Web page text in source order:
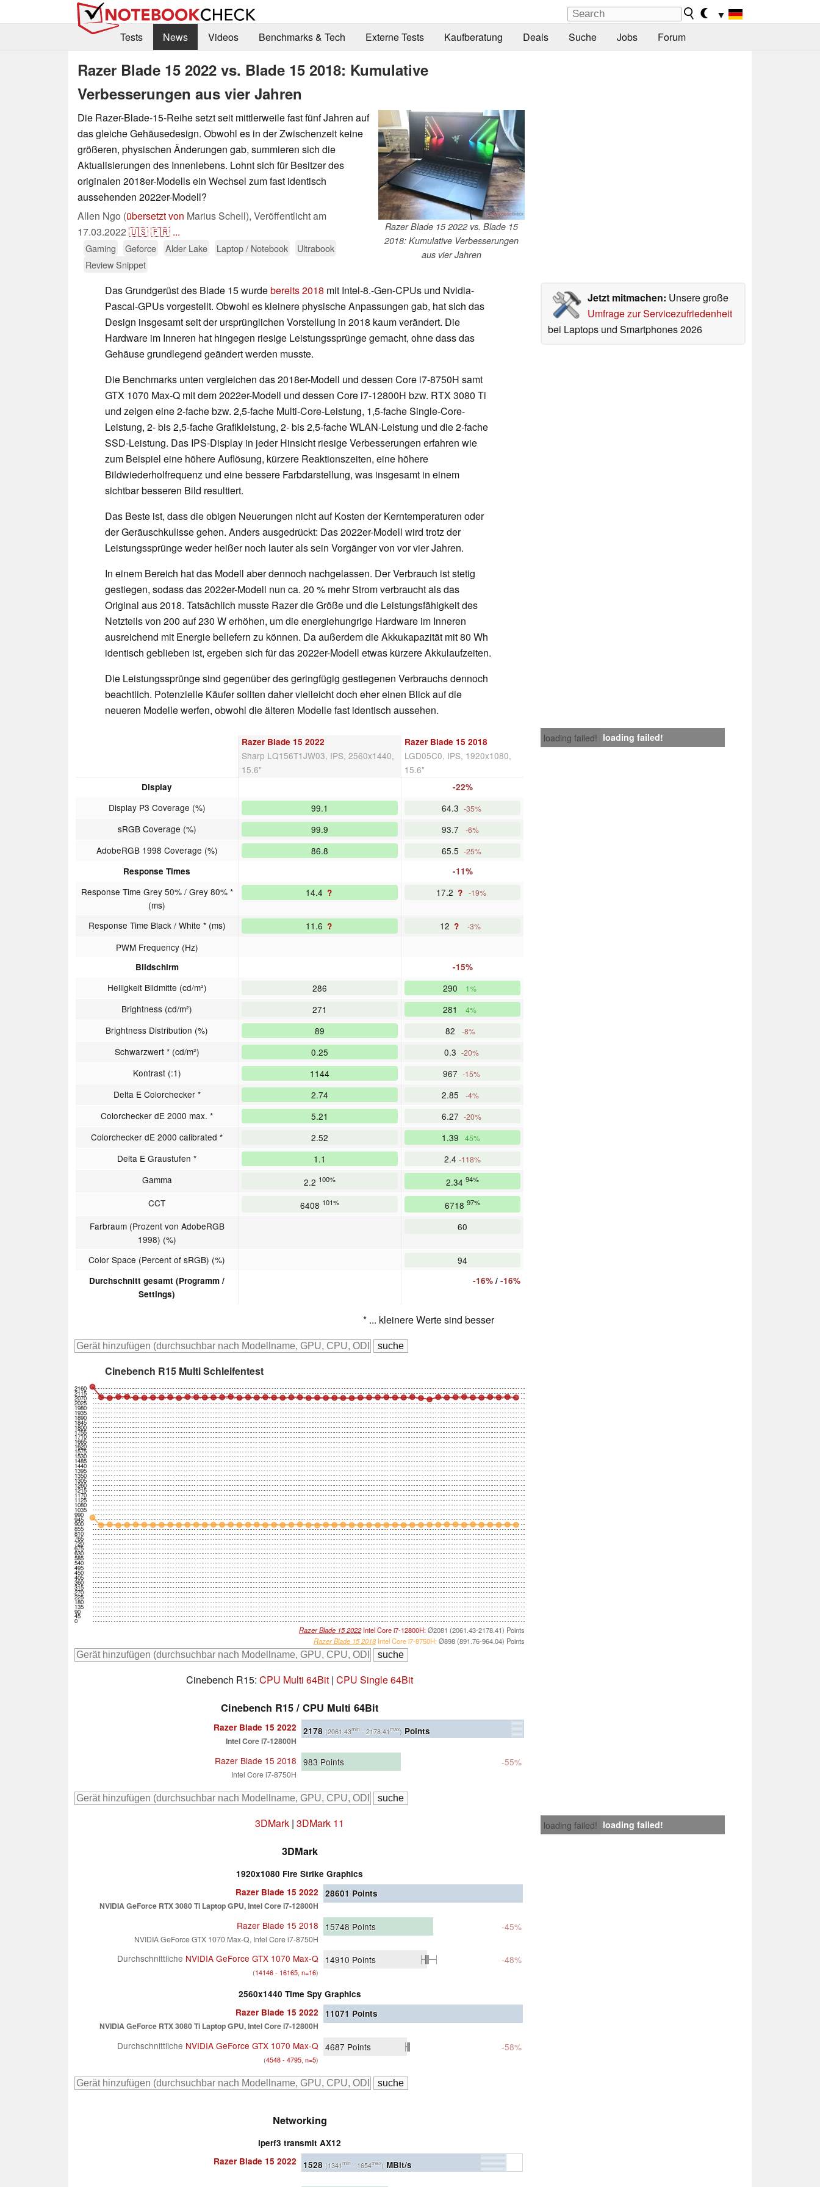
▼
Tests
News Videos Benchmarks & Tech Externe Tests Kaufberatung Deals Suche Jobs Forum
Razer Blade 15 2022 vs. Blade 15 2018: Kumulative
Verbesserungen aus vier Jahren
Razer Blade 15 2022 vs. Blade 15
2018: Kumulative Verbesserungen
aus vier Jahren
Die Razer-Blade-15-Reihe setzt seit mittlerweile fast fünf Jahren auf
das gleiche Gehäusedesign. Obwohl es in der Zwischenzeit keine
größeren, physischen Änderungen gab, summieren sich die
Aktualisierungen des Innenlebens. Lohnt sich für Besitzer des
originalen 2018er-Modells ein Wechsel zum fast identisch
aussehenden 2022er-Modell?
Allen Ngo (übersetzt von Marius Schell), Veröffentlicht am
17.03.2022 🇺🇸🇫🇷 ...
Gaming Geforce Alder Lake Laptop / Notebook
Ultrabook
Review Snippet
Jetzt mitmachen: Unsere große
Umfrage zur Servicezufriedenheit
bei Laptops und Smartphones 2026
Das Grundgerüst des Blade 15 wurdebereits 2018 mit Intel-8.-Gen-CPUs und Nvidia-
Pascal-GPUs vorgestellt. Obwohl es kleinere physische Anpassungen gab, hat sich das
Design insgesamt seit der ursprünglichen Vorstellung in 2018 kaum verändert. Die
Hardware im Inneren hat hingegen riesige Leistungssprünge gemacht, ohne dass das
Gehäuse grundlegend geändert werden musste.
Die Benchmarks unten vergleichen das 2018er-Modell und dessen Core i7-8750H samt
GTX 1070 Max-Q mit dem 2022er-Modell und dessen Core i7-12800H bzw. RTX 3080 Ti
und zeigen eine 2-fache bzw. 2,5-fache Multi-Core-Leistung, 1,5-fache Single-Core-
Leistung, 2- bis 2,5-fache Grafikleistung, 2- bis 2,5-fache WLAN-Leistung und die 2-fache
SSD-Leistung. Das IPS-Display in jeder Hinsicht riesige Verbesserungen erfahren wie
zum Beispiel eine höhere Auflösung, kürzere Reaktionszeiten, eine höhere
Bildwiederholfrequenz und eine bessere Farbdarstellung, was insgesamt in einem
sichtbar besseren Bild resultiert.
Das Beste ist, dass die obigen Neuerungen nicht auf Kosten der Kerntemperaturen oder
der Geräuschkulisse gehen. Anders ausgedrückt: Das 2022er-Modell wird trotz der
Leistungssprünge weder heißer noch lauter als sein Vorgänger von vor vier Jahren.
In einem Bereich hat das Modell aber dennoch nachgelassen. Der Verbrauch ist stetig
gestiegen, sodass das 2022er-Modell nun ca. 20 % mehr Strom verbraucht als das
Original aus 2018. Tatsächlich musste Razer die Größe und die Leistungsfähigkeit des
Netzteils von 200 auf 230 W erhöhen, um die energiehungrige Hardware im Inneren
ausreichend mit Energie beliefern zu können. Da außerdem die Akkukapazität mit 80 Wh
identisch geblieben ist, ergeben sich für das 2022er-Modell etwas kürzere Akkulaufzeiten.
Die Leistungssprünge sind gegenüber des geringfügig gestiegenen Verbrauchs dennoch
beachtlich. Potenzielle Käufer sollten daher vielleicht doch eher einen Blick auf die
neueren Modelle werfen, obwohl die älteren Modelle fast identisch aussehen.
loading failed! loading failed!
Razer Blade 15 2022
Sharp LQ156T1JW03, IPS, 2560x1440,
15.6"
Razer Blade 15 2018
LGD05C0, IPS, 1920x1080,
15.6"
Display -22%
Display P3 Coverage (%) 99.1 64.3 -35%
sRGB Coverage (%) 99.9 93.7 -6%
AdobeRGB 1998 Coverage (%) 86.8 65.5 -25%
Response Times -11%
Response Time Grey 50% / Grey 80% *
(ms)
14.4 ? 17.2 ? -19%
Response Time Black / White * (ms) 11.6 ? 12 ? -3%
PWM Frequency (Hz)
Bildschirm -15%
Helligkeit Bildmitte (cd/m²) 286 290 1%
Brightness (cd/m²) 271 281 4%
Brightness Distribution (%) 89 82 -8%
Schwarzwert * (cd/m²) 0.25 0.3 -20%
Kontrast (:1) 1144 967 -15%
Delta E Colorchecker * 2.74 2.85 -4%
Colorchecker dE 2000 max. * 5.21 6.27 -20%
Colorchecker dE 2000 calibrated * 2.52 1.39 45%
Delta E Graustufen * 1.1 2.4 -118%
Gamma 2.2 100% 2.34 94%
CCT 6408 101% 6718 97%
Farbraum (Prozent von AdobeRGB
1998) (%)
60
Color Space (Percent of sRGB) (%) 94
Durchschnitt gesamt (Programm /
Settings)
-16%/ -16%
* ... kleinere Werte sind besser
Cinebench R15 Multi Schleifentest
0
45
90
135
180
225
270
315
360
405
450
495
540
585
630
675
720
765
810
855
900
945
990
1035
1080
1125
1170
1215
1260
1305
1350
1395
1440
1485
1530
1575
1620
1665
1710
1755
1800
1845
1890
1935
1980
2025
2070
2115
2160
Razer Blade 15 2022Intel Core i7-12800H:Ø2081 (2061.43-2178.41) Points
Razer Blade 15 2018Intel Core i7-8750H:Ø898 (891.76-964.04) Points
Cinebench R15: CPU Multi 64Bit | CPU Single 64Bit
Cinebench R15 / CPU Multi 64Bit
Razer Blade 15 2022
Intel Core i7-12800H
2178 (2061.43min - 2178.41max) Points
Razer Blade 15 2018
Intel Core i7-8750H
983 Points -55%
loading failed! loading failed!
3DMark | 3DMark 11
3DMark
1920x1080 Fire Strike Graphics
Razer Blade 15 2022
NVIDIA GeForce RTX 3080 Ti Laptop GPU, Intel Core i7-12800H
28601 Points
Razer Blade 15 2018
NVIDIA GeForce GTX 1070 Max-Q, Intel Core i7-8750H
15748 Points -45%
Durchschnittliche NVIDIA GeForce GTX 1070 Max-Q
(14146 - 16165, n=16)
14910 Points -48%
2560x1440 Time Spy Graphics
Razer Blade 15 2022
NVIDIA GeForce RTX 3080 Ti Laptop GPU, Intel Core i7-12800H
11071 Points
Durchschnittliche NVIDIA GeForce GTX 1070 Max-Q
(4548 - 4795, n=5)
4687 Points -58%
Networking
iperf3 transmit AX12
Razer Blade 15 2022
1528 (1341min - 1654max) MBit/s